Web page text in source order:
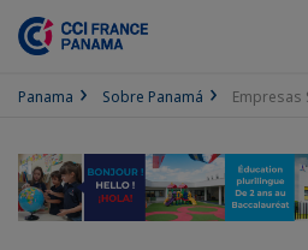
Panama Sobre Panamá Empresas